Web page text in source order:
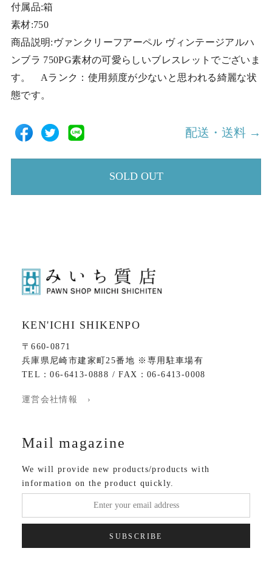
付属品:箱
素材:750
商品説明:ヴァンクリーフアーペル ヴィンテージアルハ
ンブラ 750PG素材の可愛らしいブレスレットでございま
す。 Aランク：使用頻度が少ないと思われる綺麗な状
態です。
配送・送料 →
SOLD OUT
KEN'ICHI SHIKENPO
〒660-0871
兵庫県尼崎市建家町25番地 ※専用駐車場有
TEL：06-6413-0888 / FAX：06-6413-0008
運営会社情報 ›
Mail magazine
We will provide new products/products with
information on the product quickly.
SUBSCRIBE